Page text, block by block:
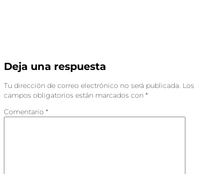
Deja una respuesta
Tu dirección de correo electrónico no será publicada. Los
campos obligatorios están marcados con *
Comentario *